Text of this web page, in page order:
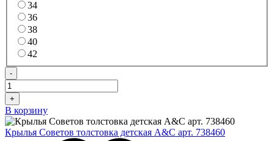
34
36
38
40
42
-
+
В корзину
Крылья Советов толстовка детская A&C арт. 738460